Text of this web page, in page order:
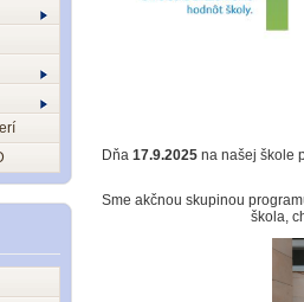
Dňa 17.9.2025 na našej škole
Sme akčnou skupinou
škola,